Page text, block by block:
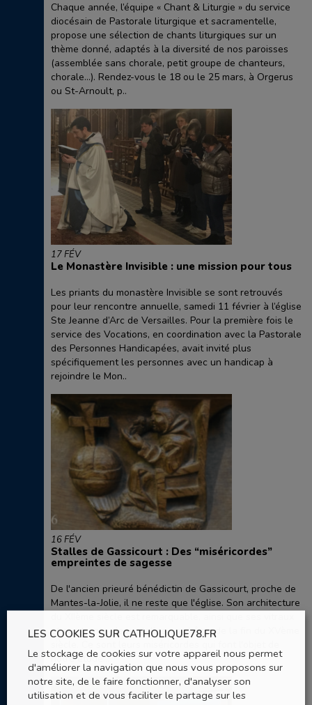
Chaque année, l’équipe « Chant & Liturgie » du service
diocésain de Pastorale liturgique et sacramentelle,
propose une sélection de chants liturgiques sur un
thème donné, adaptés à la diversité de nos paroisses
(assemblée sans chorale, petit groupe de chanteurs,
chorale…). Rendez-vous le 18 ou le 25 mars, à Orgerus
ou St-Arnoult, p..
17 FÉV
Le Monastère Invisible : une mission pour tous
Les priants du monastère Invisible se sont retrouvés
pour leur rencontre annuelle, samedi 11 février à l’église
Ste Jeanne d’Arc de Versailles. Pour la première fois le
service des Vocations, en coordination avec la Pastorale
des Personnes Handicapées, avait invité plus
spécifiquement les personnes avec un handicap à
rejoindre le Mon..
16 FÉV
Stalles de Gassicourt : Des “miséricordes”
empreintes de sagesse
De l'ancien prieuré bénédictin de Gassicourt, proche de
Mantes-la-Jolie, il ne reste que l'église. Son architecture
et ses trente-deux stalles en chêne, de la fin du XVème
notre étude...
LES COOKIES SUR CATHOLIQUE78.FR
Le stockage de cookies sur votre appareil nous permet
d'améliorer la navigation que nous vous proposons sur
notre site, de le faire fonctionner, d'analyser son
utilisation et de vous faciliter le partage sur les